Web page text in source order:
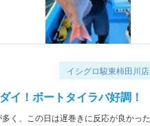
イシグロ駿東柿田川店
イ！ボートタイラバ好調！